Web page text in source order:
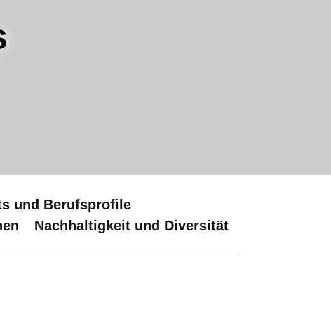
und Berufsprofile
Nachhaltigkeit und Diversität